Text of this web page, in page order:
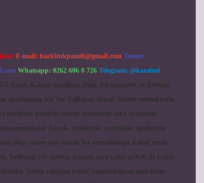
E-mail: backlinkpaneli@gmail.com Teams:
Whatsapp: 0262 606 0 726 Telegram: @karabul
Sayılı Kanun gereğince Bilgi Teknolojileri ve İletişim
onaylanmış bir Yer Sağlayıcı olarak hizmet vermektedir.
içerikleri proaktif olarak denetleme veya araştırma
Ancak, üyelerimiz yazdıkları içeriklerin
olup, siteye üye olarak bu sorumluluğu kabul etmiş
herhangi bir marka, kurum veya şahıs şirketi ile hiçbir
Sitede yalnızca kendi hazırladığımız makaleler